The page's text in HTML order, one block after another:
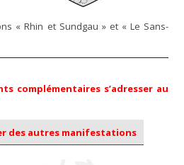
« Rhin et Sundgau » et « Le Sans-
complémentaires s’adresser au
des autres manifestations